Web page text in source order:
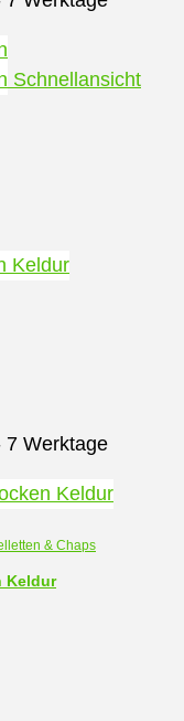
Schnellansicht
7 Werktage
& Chaps
Keldur